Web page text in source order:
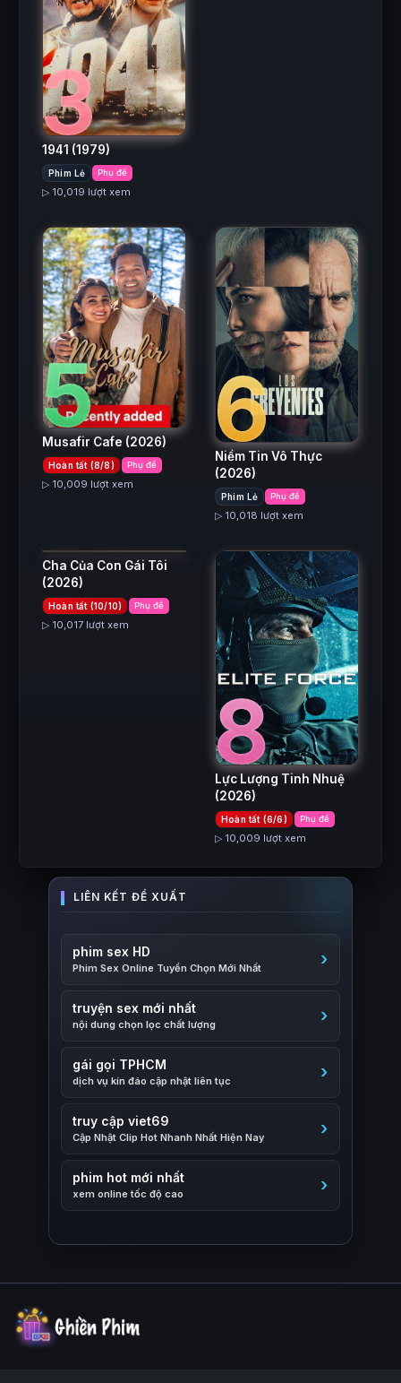
3
1941 (1979)
Phim Lẻ Phụ đề
▷ 10,019 lượt xem
5
Musafir Cafe (2026)
Hoàn tất (8/8) Phụ đề
▷ 10,009 lượt xem
6
Niềm Tin Vô Thực
(2026)
Phim Lẻ Phụ đề
▷ 10,018 lượt xem
7
Cha Của Con Gái Tôi
(2026)
Hoàn tất (10/10) Phụ đề
▷ 10,017 lượt xem
8
Lực Lượng Tinh Nhuệ
(2026)
Hoàn tất (6/6) Phụ đề
▷ 10,009 lượt xem
phim sex HD
Phim Sex Online Tuyển Chọn Mới Nhất
truyện sex mới nhất
nội dung chọn lọc chất lượng
gái gọi TPHCM
dịch vụ kín đáo cập nhật liên tục
truy cập viet69
Cập Nhật Clip Hot Nhanh Nhất Hiện Nay
phim hot mới nhất
xem online tốc độ cao